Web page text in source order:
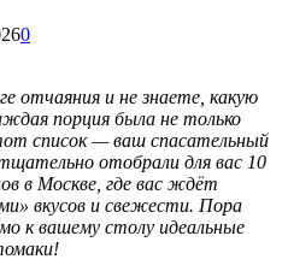
0
отчаяния и не знаете, какую
порция была не только
список — ваш спасательный
отобрали для вас 10
в Москве, где вас ждёт
вкусов и свежести. Пора
к вашему столу идеальные